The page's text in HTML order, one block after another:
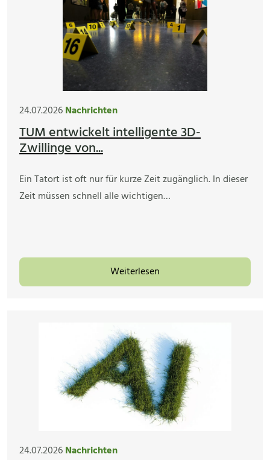
24.07.2026Nachrichten
TUM entwickelt intelligente 3D-
Zwillinge von...
Ein Tatort ist oft nur für kurze Zeit zugänglich. In dieser
Zeit müssen schnell alle wichtigen…
Weiterlesen
24.07.2026Nachrichten